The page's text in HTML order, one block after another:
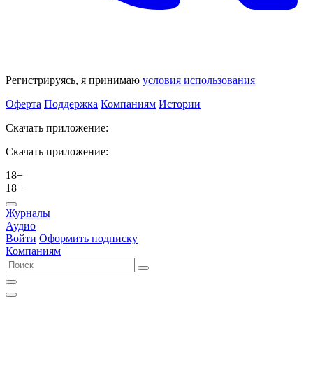
Регистрируясь, я принимаю условия использования
Оферта Поддержка Компаниям Истории
Скачать приложение:
Скачать приложение:
18+
18+
Журналы
Аудио
Войти Оформить подписку
Компаниям